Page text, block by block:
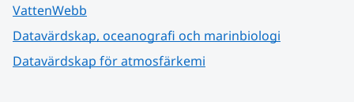
VattenWebb
Datavärdskap, oceanografi och marinbiologi
Datavärdskap för atmosfärkemi